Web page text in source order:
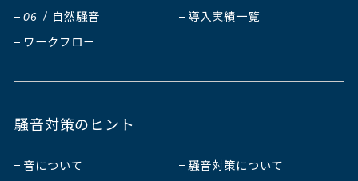
06 自然騒音
導入実績一覧
ワークフロー
騒音対策のヒント
音について
騒音対策について